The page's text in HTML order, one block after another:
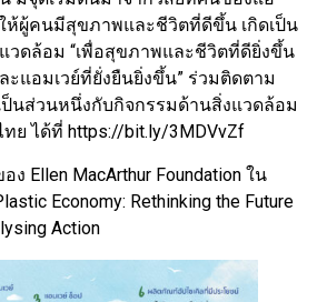
ห้ผู้คนมีสุขภาพและชีวิตที่ดีขึ้น เกิดเป็น
ดล้อม “เพื่อสุขภาพและชีวิตที่ดียิ่งขึ้น
แอมเวย์ที่ยั่งยืนยิ่งขึ้น” ร่วมติดตาม
นส่วนหนึ่งกับกิจกรรมด้านสิ่งแวดล้อม
ทย ได้ที่ https://bit.ly/3MDVvZf
ง Ellen MacArthur Foundation ใน
Economy: Rethinking the Future
Action